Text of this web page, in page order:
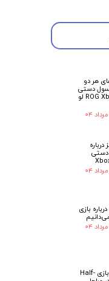
هر دو
دستی
ROG Xbox Ally لو
بازی
شایعه: بازی Half-